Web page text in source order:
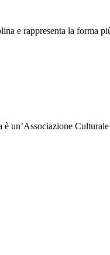
e rappresenta la forma
è un’Associazione